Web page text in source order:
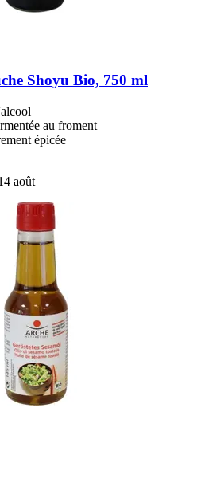
Shoyu Bio, 750 ml
au froment
épicée
août